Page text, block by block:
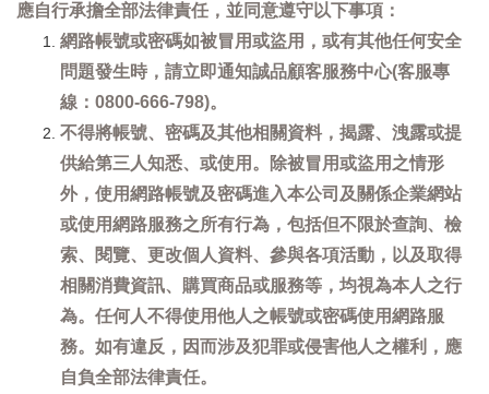
應自行承擔全部法律責任，並同意遵守以下事項：
網路帳號或密碼如被冒用或盜用，或有其他任何安全
問題發生時，請立即通知誠品顧客服務中心(客服專
線：0800-666-798)。
不得將帳號、密碼及其他相關資料，揭露、洩露或提
供給第三人知悉、或使用。除被冒用或盜用之情形
外，使用網路帳號及密碼進入本公司及關係企業網站
或使用網路服務之所有行為，包括但不限於查詢、檢
索、閱覽、更改個人資料、參與各項活動，以及取得
相關消費資訊、購買商品或服務等，均視為本人之行
為。任何人不得使用他人之帳號或密碼使用網路服
務。如有違反，因而涉及犯罪或侵害他人之權利，應
自負全部法律責任。